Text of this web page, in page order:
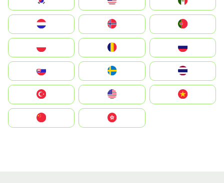
United States
中國香港特別行政區